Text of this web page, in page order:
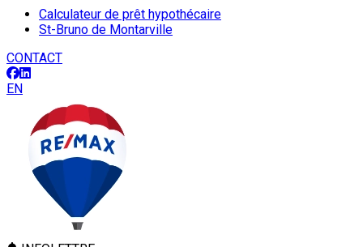
Calculateur de prêt hypothécaire
St-Bruno de Montarville
CONTACT
EN